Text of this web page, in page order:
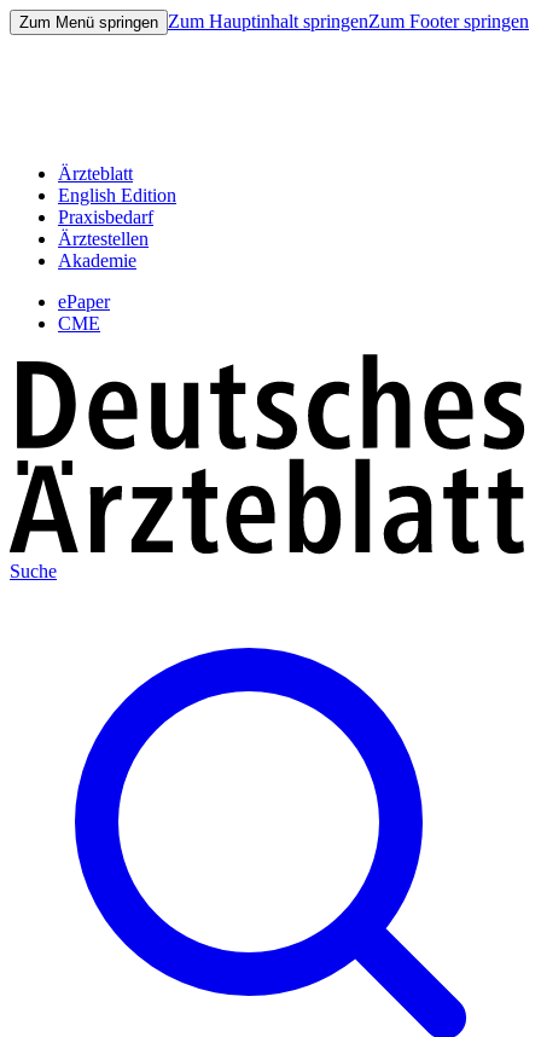
Zum Menü springen Zum Hauptinhalt springenZum Footer springen
Ärzteblatt
English Edition
Praxisbedarf
Ärztestellen
Akademie
ePaper
CME
Suche